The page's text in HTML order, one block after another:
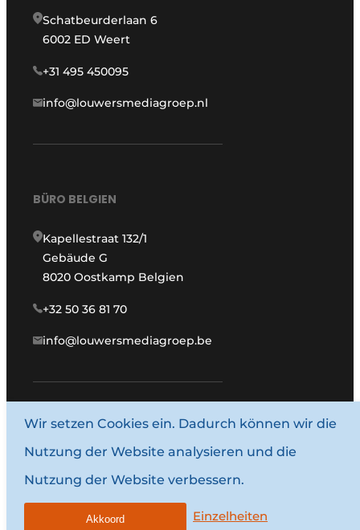
Schatbeurderlaan 6
6002 ED Weert
+31 495 450095
info@louwersmediagroep.nl
BÜRO BELGIEN
Kapellestraat 132/1
Gebäude G
8020 Oostkamp Belgien
+32 50 36 81 70
info@louwersmediagroep.be
www.louwersmediagroep.com
© 1987–2026 Louwersmediagroep.
Allgemeine Bedingungen und Konditionen
Wir setzen Cookies ein. Dadurch können wir die
Nutzung der Website analysieren und die
Nutzung der Website verbessern.
Einzelheiten
Akkoord